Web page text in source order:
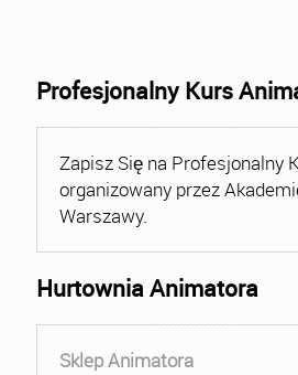
Profesjonalny Kurs
Zapisz Się na Profesjonalny
organizowany przez
Warszawy.
Hurtownia Animatora
Sklep Animatora